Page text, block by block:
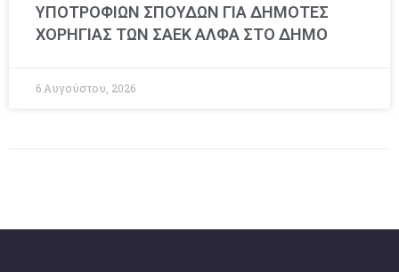
ΥΠΟΤΡΟΦΙΩΝ ΣΠΟΥΔΩΝ ΓΙΑ ΔΗΜΟΤΕΣ
ΧΟΡΗΓΙΑΣ ΤΩΝ ΣΑΕΚ ΑΛΦΑ ΣΤΟ ΔΗΜΟ
6 Αυγούστου, 2026